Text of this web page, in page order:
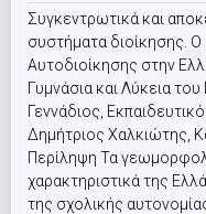
Συγκεντρωτικά και
συστήματα διοίκησης.
Αυτοδιοίκησης στην
Γυμνάσια και Λύκεια
Γεννάδιος,
Δημήτριος Χαλκιώτης,
Περίληψη Τα
χαρακτηριστικά της
της σχολικής